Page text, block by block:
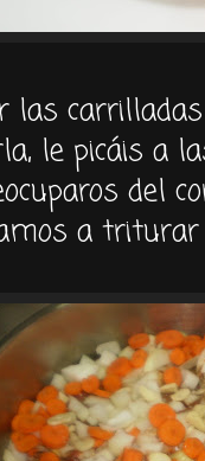
las
le picáis a
del
a